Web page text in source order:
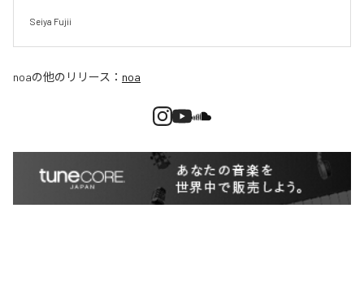
Seiya Fujii
noaの他のリリース： noa